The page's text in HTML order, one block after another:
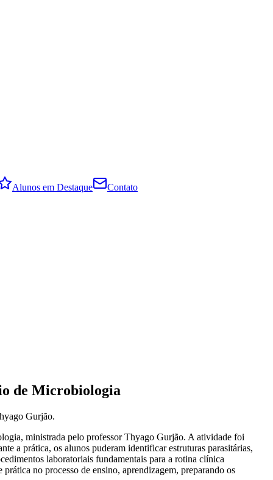
Alunos em Destaque Contato
de Microbiologia
Gurjão.
ministrada pelo professor Thyago Gurjão. A atividade foi
a prática, os alunos puderam identificar estruturas parasitárias,
laboratoriais fundamentais para a rotina clínica
no processo de ensino, aprendizagem, preparando os